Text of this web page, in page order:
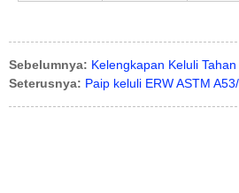
Sebelumnya: Kelengkapan Keluli
Seterusnya: Paip keluli ERW ASTM